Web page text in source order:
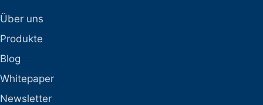
Über uns
Produkte
Blog
Whitepaper
Newsletter